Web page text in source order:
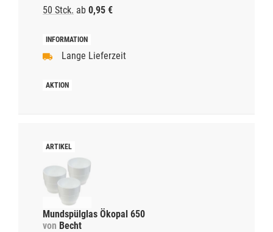
50 Stck. ab 0,95 €
Lange Lieferzeit
Mundspülglas Ökopal 650
von Becht